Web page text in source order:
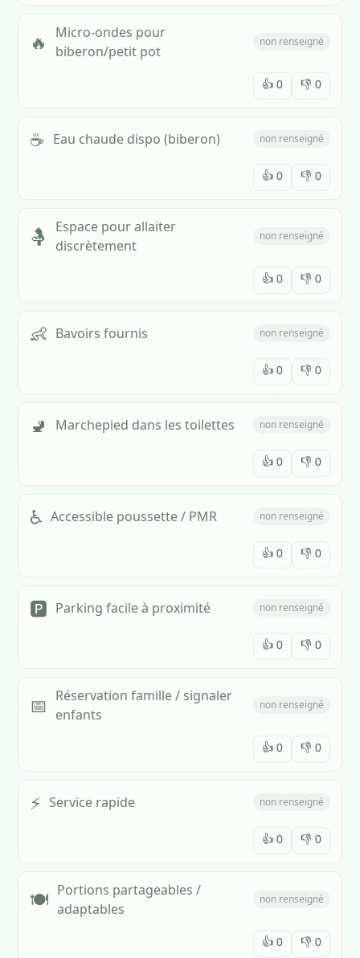
🔥
Micro-ondes pour
biberon/petit pot
non renseigné
👍 0 👎 0
☕ Eau chaude dispo (biberon) non renseigné
👍 0 👎 0
🤱
Espace pour allaiter
discrètement
non renseigné
👍 0 👎 0
👶 Bavoirs fournis non renseigné
👍 0 👎 0
🚽 Marchepied dans les toilettes non renseigné
👍 0 👎 0
♿ Accessible poussette / PMR non renseigné
👍 0 👎 0
🅿️ Parking facile à proximité non renseigné
👍 0 👎 0
📅 Réservation famille / signaler
enfants
non renseigné
👍 0 👎 0
⚡ Service rapide non renseigné
👍 0 👎 0
🍽️ Portions partageables /
adaptables
non renseigné
👍 0 👎 0